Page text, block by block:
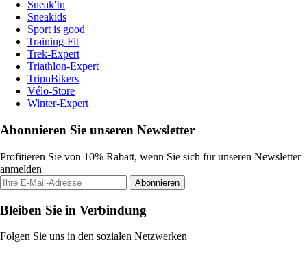
Sneak'In
Sneakids
Sport is good
Training-Fit
Trek-Expert
Triathlon-Expert
TripnBikers
Vélo-Store
Winter-Expert
Abonnieren Sie unseren Newsletter
Profitieren Sie von 10% Rabatt, wenn Sie sich für unseren Newsletter
anmelden
Abonnieren
Bleiben Sie in Verbindung
Folgen Sie uns in den sozialen Netzwerken